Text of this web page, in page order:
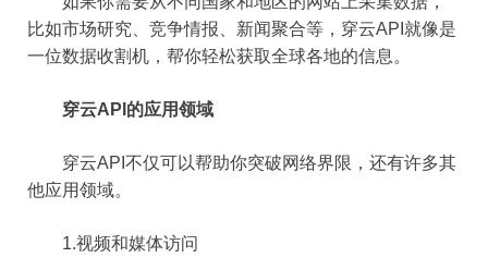
比如市场研究、竞争情报、新闻聚合等，穿云API就像是
一位数据收割机，帮你轻松获取全球各地的信息。
穿云API的应用领域
穿云API不仅可以帮助你突破网络界限，还有许多其
他应用领域。
1.视频和媒体访问